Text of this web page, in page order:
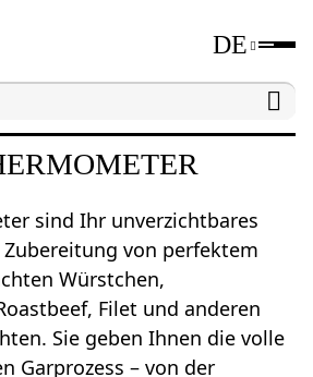
DE
sind Ihr unverzichtbares
von perfektem
Würstchen,
Filet und anderen
Sie geben Ihnen die volle
Garprozess – von der